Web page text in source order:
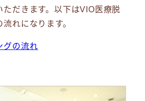
ただきます。以下はVIO医療脱
れになります。
グの流れ